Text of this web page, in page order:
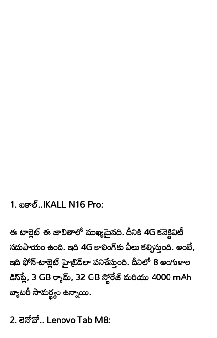
1. ఐకాల్..IKALL N16 Pro:
ఈ టాబ్లెట్ ఈ జాబితాలో ముఖ్యమైనది. దీనికి 4G కనెక్టివిటీ
సదుపాయం ఉంది. ఇది 4G కాలింగ్‌కు వీలు కల్పిస్తుంది. అంటే,
ఇది ఫోన్-టాబ్లెట్ హైబ్రిడ్‌లా పనిచేస్తుంది. దీనిలో 8 అంగుళాల
డిస్‌ప్లే, 3 GB ర్యామ్, 32 GB స్టోరేజ్ మరియు 4000 mAh
బ్యాటరీ సామర్థ్యం ఉన్నాయి.
2. లెనోవో.. Lenovo Tab M8: